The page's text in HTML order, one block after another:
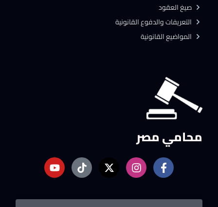
محامي مصر
صيغ العقود
التعريفات والدفوع القانونية
المواضيع القانونية